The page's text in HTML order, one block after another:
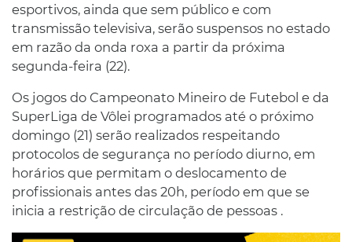
esportivos, ainda que sem público e com
transmissão televisiva, serão suspensos no estado
em razão da onda roxa a partir da próxima
segunda-feira (22).
Os jogos do Campeonato Mineiro de Futebol e da
SuperLiga de Vôlei programados até o próximo
domingo (21) serão realizados respeitando
protocolos de segurança no período diurno, em
horários que permitam o deslocamento de
profissionais antes das 20h, período em que se
inicia a restrição de circulação de pessoas .